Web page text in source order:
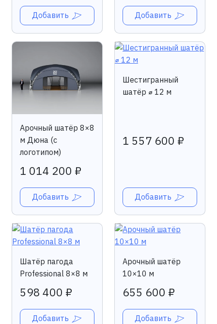
Добавить Добавить
Арочный шатёр 8×8
м Дюна (с
логотипом)
1 014 200 ₽
Добавить
Шестигранный
шатёр ⌀ 12 м
1 557 600 ₽
Добавить
Шатёр пагода
Professional 8×8 м
598 400 ₽
Добавить
Арочный шатёр
10×10 м
655 600 ₽
Добавить